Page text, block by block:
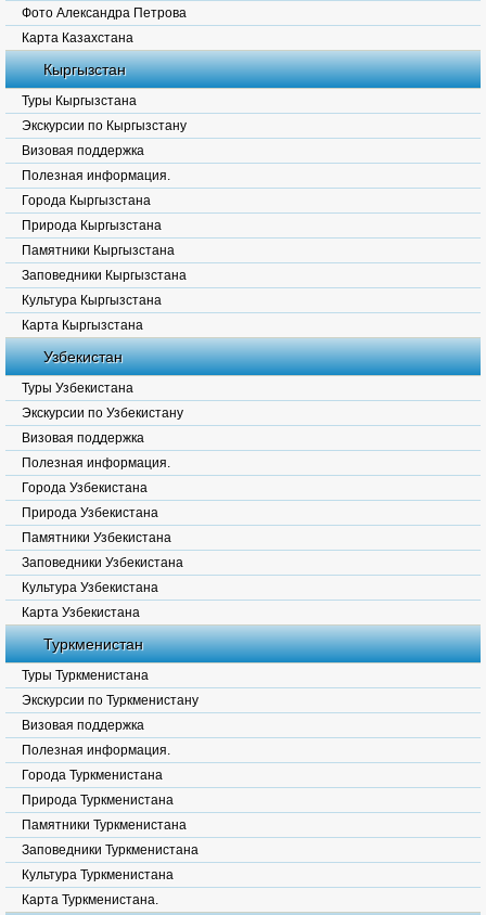
Фото Александра Петрова
Карта Казахстана
Кыргызстан
Туры Кыргызстана
Экскурсии по Кыргызстану
Визовая поддержка
Полезная информация.
Города Кыргызстана
Природа Кыргызстана
Памятники Кыргызстана
Заповедники Кыргызстана
Культура Кыргызстана
Карта Кыргызстана
Узбекистан
Туры Узбекистана
Экскурсии по Узбекистану
Визовая поддержка
Полезная информация.
Города Узбекистана
Природа Узбекистана
Памятники Узбекистана
Заповедники Узбекистана
Культура Узбекистана
Карта Узбекистана
Туркменистан
Туры Туркменистана
Экскурсии по Туркменистану
Визовая поддержка
Полезная информация.
Города Туркменистана
Природа Туркменистана
Памятники Туркменистана
Заповедники Туркменистана
Культура Туркменистана
Карта Туркменистана.